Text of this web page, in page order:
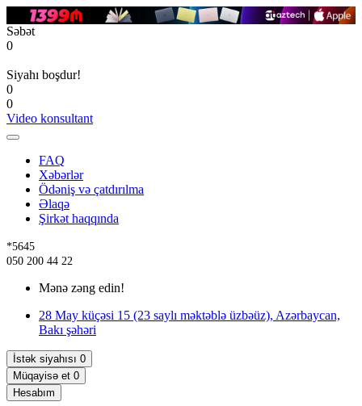
Səbət
0
Siyahı boşdur!
0
0
Video konsultant
FAQ
Xəbərlər
Ödəniş və çatdırılma
Əlaqə
Şirkət haqqında
*5645
050 200 44 22
Mənə zəng edin!
28 May küçəsi 15 (23 saylı məktəblə üzbəüz), Azərbaycan,
Bakı şəhəri
İstək siyahısı 0
Müqayisə et 0
Hesabım